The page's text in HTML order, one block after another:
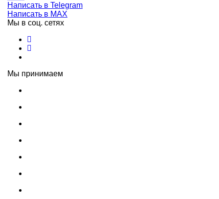
Написать в Telegram
Написать в MAX
Мы в соц. сетях
Мы принимаем